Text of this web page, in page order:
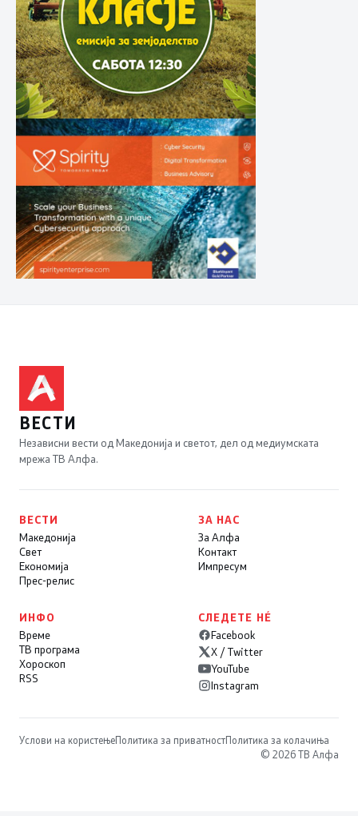
ВЕСТИ
Независни вести од Македонија и светот, дел од медиумската
мрежа ТВ Алфа.
ВЕСТИ
Македонија
Свет
Економија
Прес-релис
ЗА НАС
За Алфа
Контакт
Импресум
ИНФО
Време
ТВ програма
Хороскоп
RSS
СЛЕДЕТЕ НÉ
Facebook
X / Twitter
YouTube
Instagram
Услови на користењеПолитика за приватностПолитика за колачиња
© 2026 ТВ Алфа